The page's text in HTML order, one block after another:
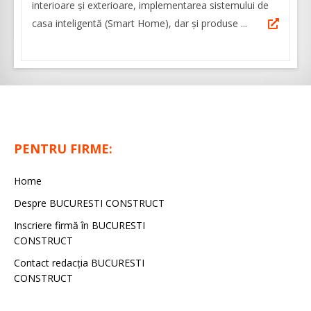
interioare și exterioare, implementarea sistemului de
casa inteligentă (Smart Home), dar și produse ...
PENTRU FIRME:
Home
Despre BUCURESTI CONSTRUCT
Inscriere firmă în BUCURESTI
CONSTRUCT
Contact redacţia BUCURESTI
CONSTRUCT